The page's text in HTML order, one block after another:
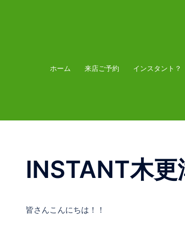
プ
ホーム 来店ご予約 インスタント？
INSTANT木
皆さんこんにちは！！